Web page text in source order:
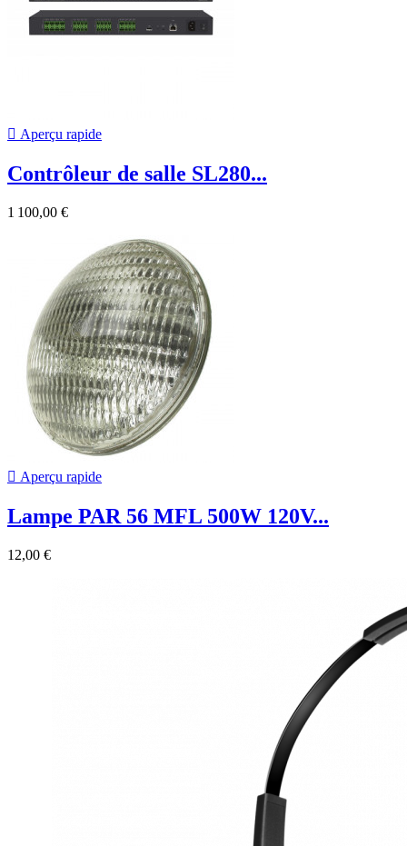
 Aperçu rapide
Contrôleur de salle SL280...
1 100,00 €
 Aperçu rapide
Lampe PAR 56 MFL 500W 120V...
12,00 €